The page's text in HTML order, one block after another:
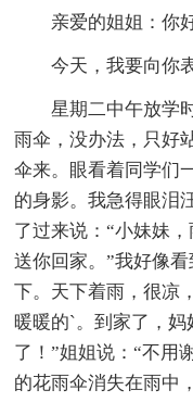
亲爱的姐姐：你
今天，我要向你
星期二中午放学
雨伞，没办法，只好
伞来。眼看着同学们
的身影。我急得眼泪
了过来说：“小妹妹
送你回家。”我好像
下。天下着雨，很凉
暖暖的`。到家了，
了！”姐姐说：“不用
的花雨伞消失在雨中